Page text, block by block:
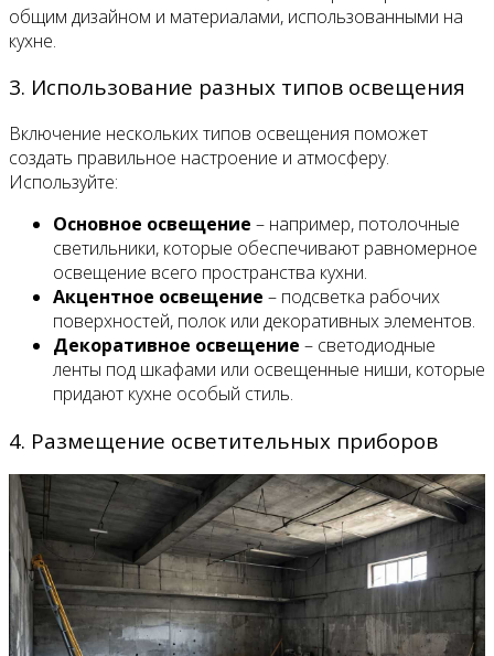
общим дизайном и материалами, использованными на
кухне.
3. Использование разных типов освещения
Включение нескольких типов освещения поможет
создать правильное настроение и атмосферу.
Используйте:
Основное освещение – например, потолочные
светильники, которые обеспечивают равномерное
освещение всего пространства кухни.
Акцентное освещение – подсветка рабочих
поверхностей, полок или декоративных элементов.
Декоративное освещение – светодиодные
ленты под шкафами или освещенные ниши, которые
придают кухне особый стиль.
4. Размещение осветительных приборов